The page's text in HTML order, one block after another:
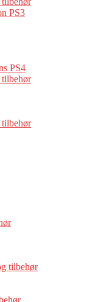
PS3
PS4
tilbehør